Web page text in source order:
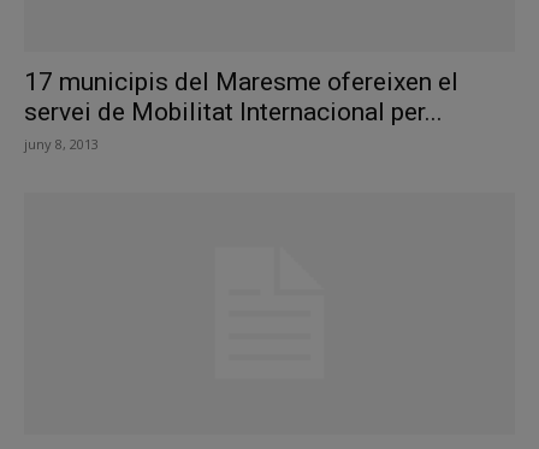
17 municipis del Maresme ofereixen el
servei de Mobilitat Internacional per...
juny 8, 2013